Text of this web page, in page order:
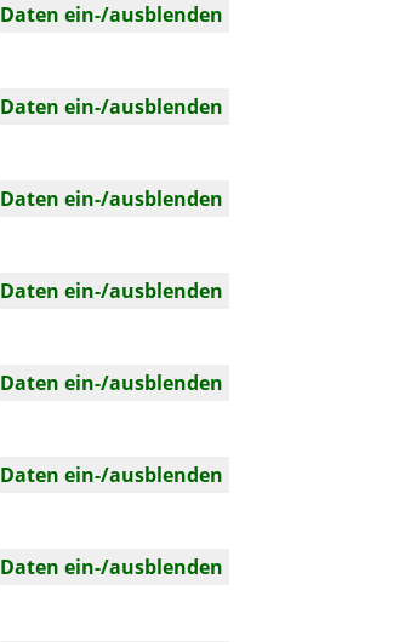
Daten ein-/ausblenden
Daten ein-/ausblenden
Daten ein-/ausblenden
Daten ein-/ausblenden
Daten ein-/ausblenden
Daten ein-/ausblenden
Daten ein-/ausblenden